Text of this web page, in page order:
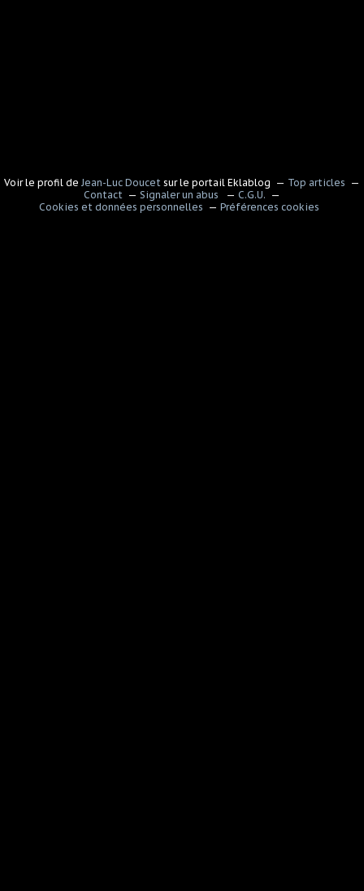
Voir le profil de Jean-Luc Doucet sur le portail Eklablog
Top articles
Contact
Signaler un abus
C.G.U.
Cookies et données personnelles
Préférences cookies